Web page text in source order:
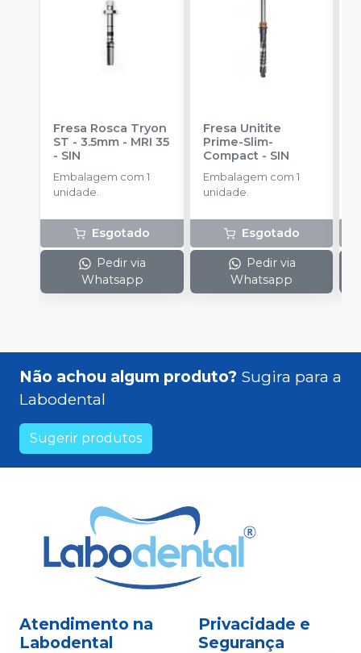
Fresa Rosca Tryon
ST - 3.5mm - MRI 35
- SIN
Embalagem com 1
unidade.
Esgotado
Pedir via
Whatsapp
Fresa Unitite
Prime-Slim-
Compact- SIN
Embalagem com 1
unidade.
Esgotado
Pedir via
Whatsapp
Não achou algum produto? Sugira para a
Labodental
Sugerir produtos
Atendimento na
Labodental
Privacidade e
Segurança